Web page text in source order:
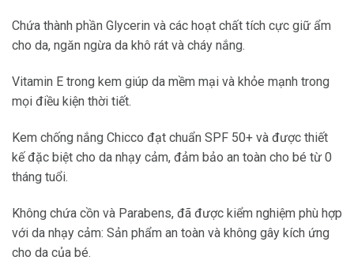
Chứa thành phần Glycerin và các hoạt chất tích cực giữ ẩm
cho da, ngăn ngừa da khô rát và cháy nắng.
Vitamin E trong kem giúp da mềm mại và khỏe mạnh trong
mọi điều kiện thời tiết.
Kem chống nắng Chicco đạt chuẩn SPF 50+ và được thiết
kế đặc biệt cho da nhạy cảm, đảm bảo an toàn cho bé từ 0
tháng tuổi.
Không chứa cồn và Parabens, đã được kiểm nghiệm phù hợp
với da nhạy cảm: Sản phẩm an toàn và không gây kích ứng
cho da của bé.